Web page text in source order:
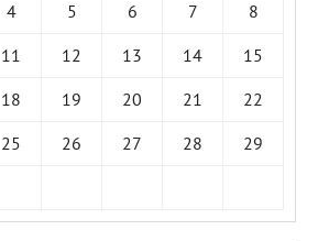
4 5 6 7
8
11 12 13 14
15
18 19 20 21
22
25 26 27 28
29